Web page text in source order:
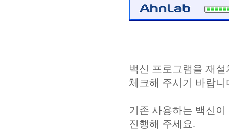
백신 프로그램을 재
체크해 주시기 바랍니
기존 사용하는 백신
진행해 주세요.